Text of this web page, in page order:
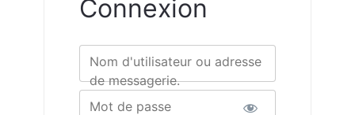
Connexion
Nom d'utilisateur ou adresse
de messagerie.
Mot de passe